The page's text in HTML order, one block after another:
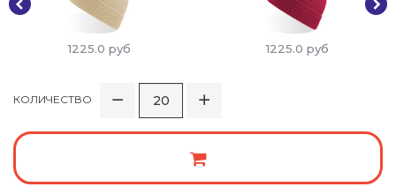
1225.0 руб 1225.0 руб
КОЛИЧЕСТВО